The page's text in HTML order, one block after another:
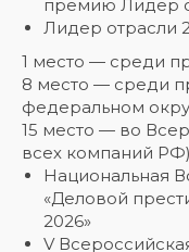
премию Лидер
Лидер отрасли
1 место — среди
8 место — среди
федеральном
15 место — во
всех компаний
Национальная
«Деловой
2026»
V